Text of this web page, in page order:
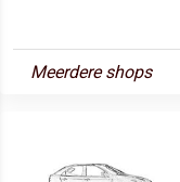
Meerdere shops